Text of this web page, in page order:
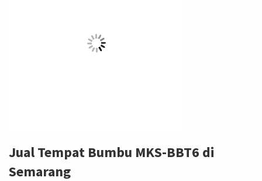
Jual Tempat Bumbu MKS-BBT6 di
Semarang